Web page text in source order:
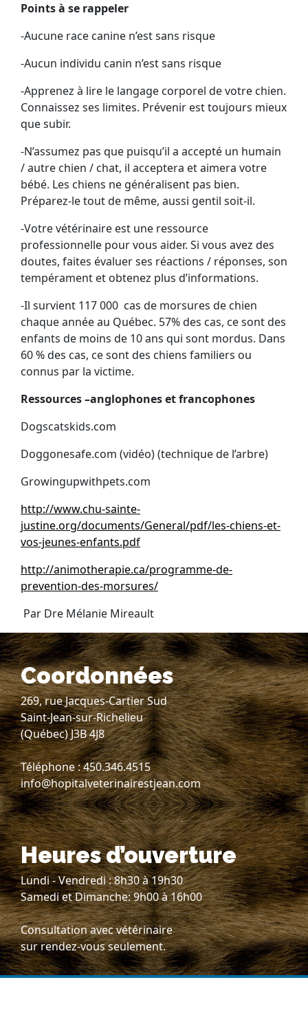
Points à se rappeler
-Aucune race canine n’est sans risque
-Aucun individu canin n’est sans risque
-Apprenez à lire le langage corporel de votre chien.
Connaissez ses limites. Prévenir est toujours mieux
que subir.
-N’assumez pas que puisqu’il a accepté un humain
/ autre chien / chat, il acceptera et aimera votre
bébé. Les chiens ne généralisent pas bien.
Préparez-le tout de même, aussi gentil soit-il.
-Votre vétérinaire est une ressource
professionnelle pour vous aider. Si vous avez des
doutes, faites évaluer ses réactions / réponses, son
tempérament et obtenez plus d’informations.
-Il survient 117 000 cas de morsures de chien
chaque année au Québec. 57% des cas, ce sont des
enfants de moins de 10 ans qui sont mordus. Dans
60 % des cas, ce sont des chiens familiers ou
connus par la victime.
Ressources –anglophones et francophones
Dogscatskids.com
Doggonesafe.com (vidéo) (technique de l’arbre)
Growingupwithpets.com
http://www.chu-sainte-
justine.org/documents/General/pdf/les-chiens-et-
vos-jeunes-enfants.pdf
http://animotherapie.ca/programme-de-
prevention-des-morsures/
Par Dre Mélanie Mireault
Coordonnées
269, rue Jacques-Cartier Sud
Saint-Jean-sur-Richelieu
(Québec) J3B 4J8
Téléphone : 450.346.4515
info@hopitalveterinairestjean.com
Heures d’ouverture
Lundi - Vendredi : 8h30 à 19h30
Samedi et Dimanche: 9h00 à 16h00
Consultation avec vétérinaire
sur rendez-vous seulement.